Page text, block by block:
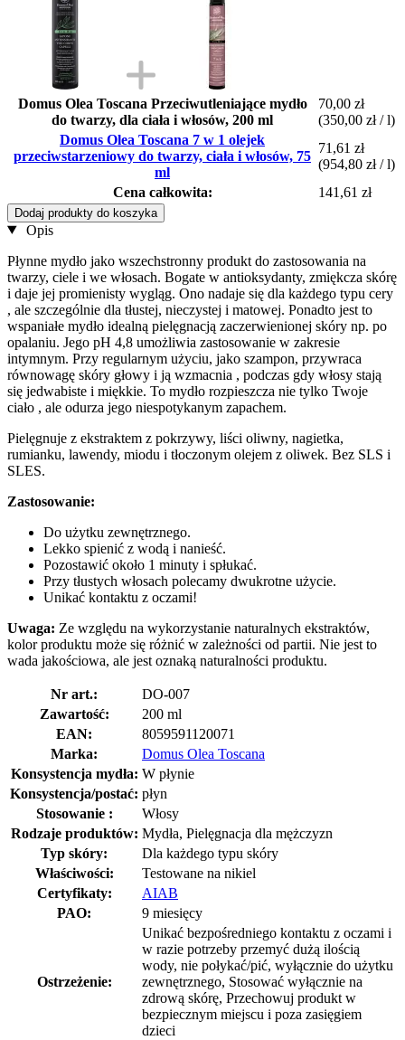
Domus Olea Toscana Przeciwutleniające mydło
do twarzy, dla ciała i włosów, 200 ml
70,00 zł
(350,00 zł / l)
Domus Olea Toscana 7 w 1 olejek
przeciwstarzeniowy do twarzy, ciała i włosów, 75
ml
71,61 zł
(954,80 zł / l)
Cena całkowita:
141,61 zł
Dodaj produkty do koszyka
Opis
Płynne mydło jako wszechstronny produkt do zastosowania na
twarzy, ciele i we włosach. Bogate w antioksydanty, zmiękcza skórę
i daje jej promienisty wygląg. Ono nadaje się dla każdego typu cery
, ale szczególnie dla tłustej, nieczystej i matowej. Ponadto jest to
wspaniałe mydło idealną pielęgnacją zaczerwienionej skóry np. po
opalaniu. Jego pH 4,8 umożliwia zastosowanie w zakresie
intymnym. Przy regularnym użyciu, jako szampon, przywraca
równowagę skóry głowy i ją wzmacnia , podczas gdy włosy stają
się jedwabiste i miękkie. To mydło rozpieszcza nie tylko Twoje
ciało , ale odurza jego niespotykanym zapachem.
Pielęgnuje z ekstraktem z pokrzywy, liści oliwny, nagietka,
rumianku, lawendy, miodu i tłoczonym olejem z oliwek. Bez SLS i
SLES.
Zastosowanie:
Do użytku zewnętrznego.
Lekko spienić z wodą i nanieść.
Pozostawić około 1 minuty i spłukać.
Przy tłustych włosach polecamy dwukrotne użycie.
Unikać kontaktu z oczami!
Uwaga: Ze względu na wykorzystanie naturalnych ekstraktów,
kolor produktu może się różnić w zależności od partii. Nie jest to
wada jakościowa, ale jest oznaką naturalności produktu.
Nr art.:
DO-007
Zawartość:
200 ml
EAN:
8059591120071
Marka:
Domus Olea Toscana
Konsystencja mydła: W płynie
Konsystencja/postać: płyn
Stosowanie :
Włosy
Rodzaje produktów: Mydła, Pielęgnacja dla mężczyzn
Typ skóry:
Dla każdego typu skóry
Właściwości:
Testowane na nikiel
Certyfikaty:
AIAB
PAO:
9 miesięcy
Ostrzeżenie:
Unikać bezpośredniego kontaktu z oczami i
w razie potrzeby przemyć dużą ilością
wody, nie połykać/pić, wyłącznie do użytku
zewnętrznego, Stosować wyłącznie na
zdrową skórę, Przechowuj produkt w
bezpiecznym miejscu i poza zasięgiem
dzieci